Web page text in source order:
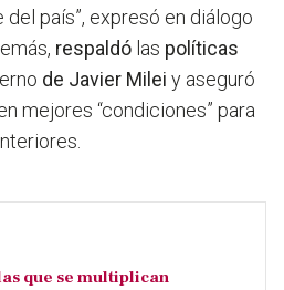
país”, expresó en diálogo
respaldó las políticas
de Javier Milei y aseguró
mejores “condiciones” para
que se multiplican